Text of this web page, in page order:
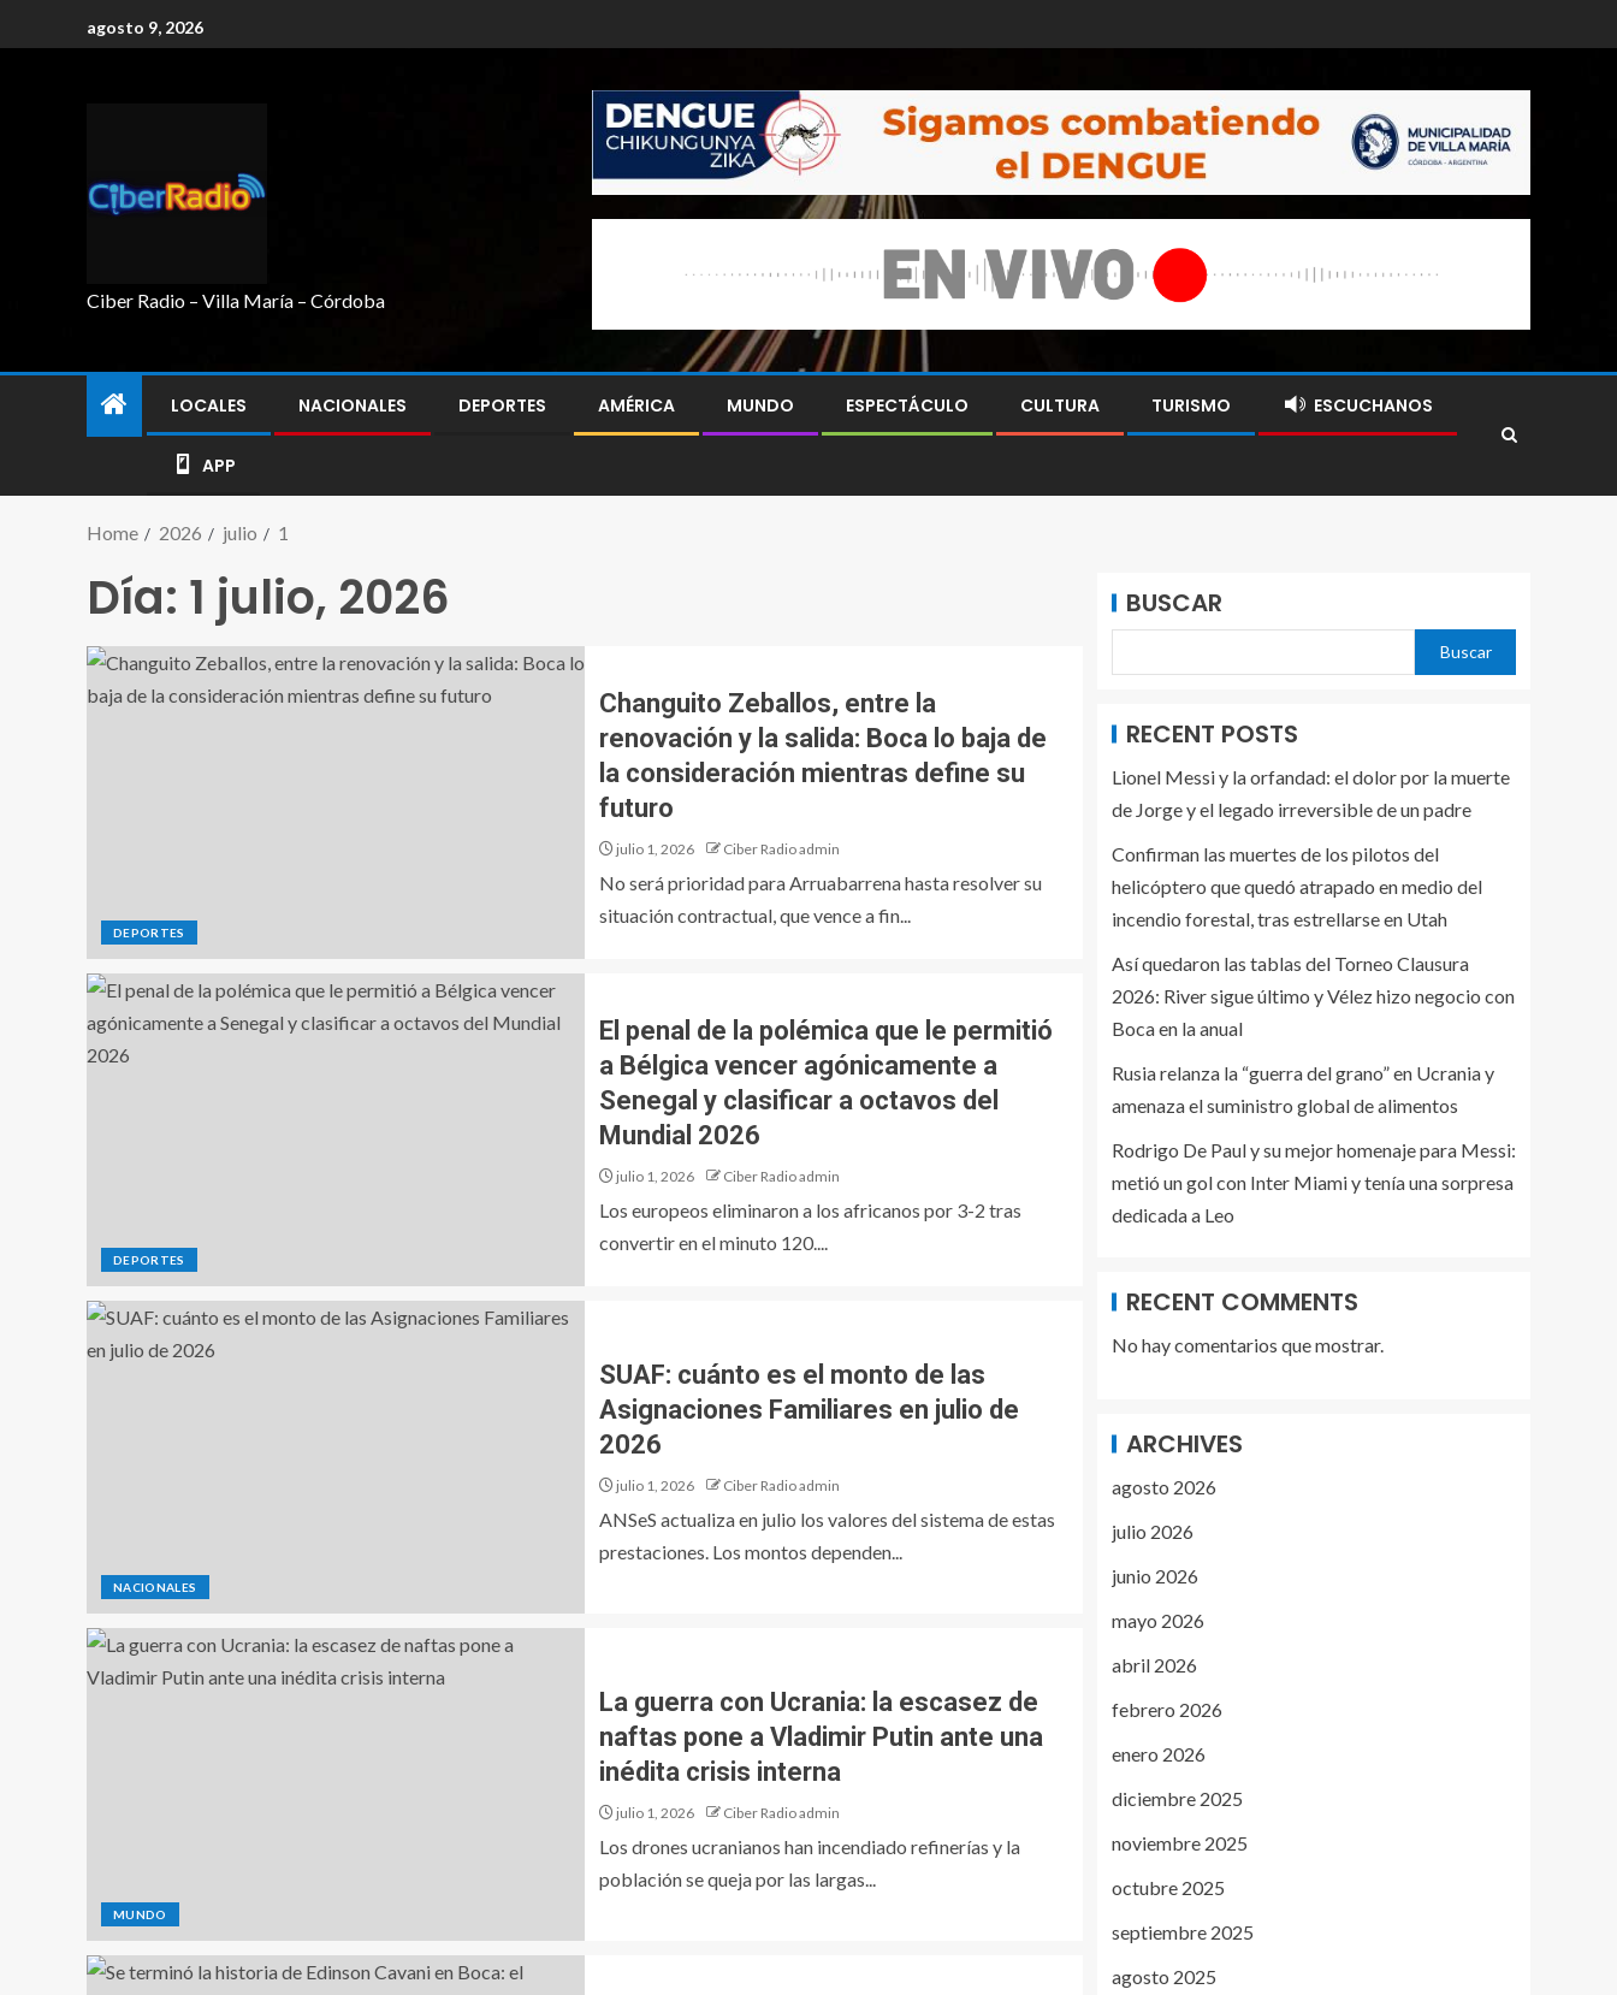
agosto 9, 2026
Ciber Radio – Villa María – Córdoba
LOCALES NACIONALES DEPORTES AMÉRICA MUNDO ESPECTÁCULO CULTURA TURISMO ESCUCHANOS
APP
Home 2026 julio 1
Día: 1 julio, 2026
DEPORTES
Changuito Zeballos, entre la
renovación y la salida: Boca lo baja de
la consideración mientras define su
futuro
julio 1, 2026 Ciber Radio admin
No será prioridad para Arruabarrena hasta resolver su
situación contractual, que vence a fin...
DEPORTES
El penal de la polémica que le permitió
a Bélgica vencer agónicamente a
Senegal y clasificar a octavos del
Mundial 2026
julio 1, 2026 Ciber Radio admin
Los europeos eliminaron a los africanos por 3-2 tras
convertir en el minuto 120....
NACIONALES
SUAF: cuánto es el monto de las
Asignaciones Familiares en julio de
2026
julio 1, 2026 Ciber Radio admin
ANSeS actualiza en julio los valores del sistema de estas
prestaciones. Los montos dependen...
MUNDO
La guerra con Ucrania: la escasez de
naftas pone a Vladimir Putin ante una
inédita crisis interna
julio 1, 2026 Ciber Radio admin
Los drones ucranianos han incendiado refinerías y la
población se queja por las largas...
BUSCAR
Buscar
RECENT POSTS
Lionel Messi y la orfandad: el dolor por la muerte
de Jorge y el legado irreversible de un padre
Confirman las muertes de los pilotos del
helicóptero que quedó atrapado en medio del
incendio forestal, tras estrellarse en Utah
Así quedaron las tablas del Torneo Clausura
2026: River sigue último y Vélez hizo negocio con
Boca en la anual
Rusia relanza la “guerra del grano” en Ucrania y
amenaza el suministro global de alimentos
Rodrigo De Paul y su mejor homenaje para Messi:
metió un gol con Inter Miami y tenía una sorpresa
dedicada a Leo
RECENT COMMENTS
No hay comentarios que mostrar.
ARCHIVES
agosto 2026
julio 2026
junio 2026
mayo 2026
abril 2026
febrero 2026
enero 2026
diciembre 2025
noviembre 2025
octubre 2025
septiembre 2025
agosto 2025